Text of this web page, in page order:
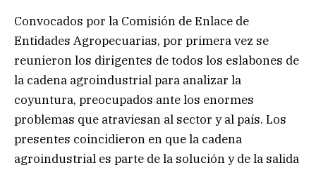
Convocados por la Comisión de Enlace de
Entidades Agropecuarias, por primera vez se
reunieron los dirigentes de todos los eslabones de
la cadena agroindustrial para analizar la
coyuntura, preocupados ante los enormes
problemas que atraviesan al sector y al país. Los
presentes coincidieron en que la cadena
agroindustrial es parte de la solución y de la salida